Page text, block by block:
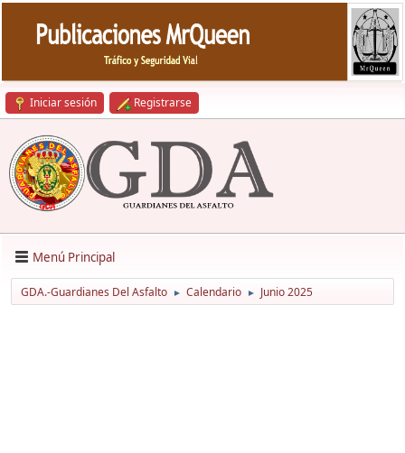
Iniciar sesión Registrarse
Menú Principal
GDA.-Guardianes Del Asfalto ► Calendario ► Junio 2025